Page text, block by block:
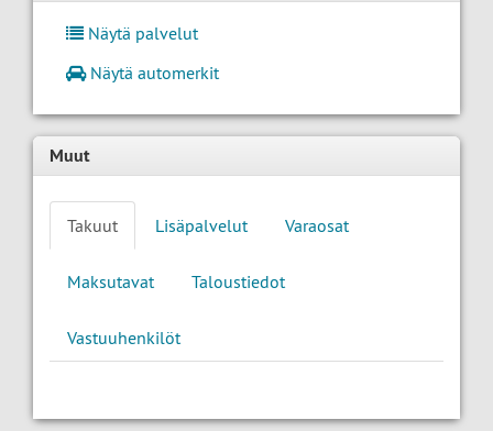
Näytä palvelut
Näytä automerkit
Muut
Takuut Lisäpalvelut Varaosat
Maksutavat Taloustiedot
Vastuuhenkilöt